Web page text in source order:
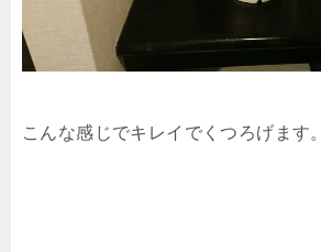
こんな感じでキレイでくつろげます。